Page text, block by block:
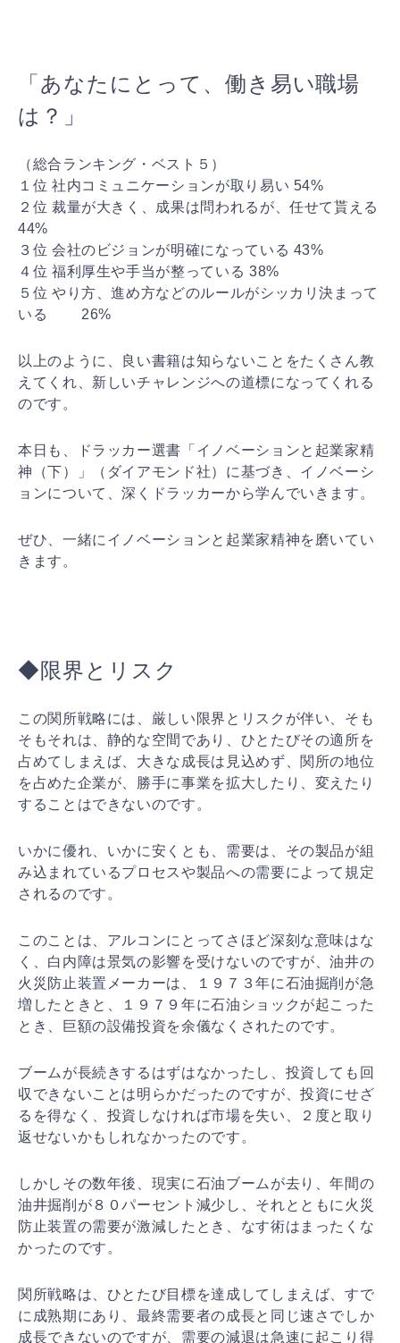
「あなたにとって、働き易い職場
は？」
（総合ランキング・ベスト５）
１位 社内コミュニケーションが取り易い 54%
２位 裁量が大きく、成果は問われるが、任せて貰える
44%
３位 会社のビジョンが明確になっている 43%
４位 福利厚生や手当が整っている 38%
５位 やり方、進め方などのルールがシッカリ決まって
いる 26%
以上のように、良い書籍は知らないことをたくさん教
えて くれ、新しいチャレンジへの道標になってくれる
のです。
本日も、ドラッカー選書「イノベーションと起業家精
神（下）」（ダイアモンド社）に基づき、イノベーシ
ョンについて、深くドラッカーから学んでいきます。
ぜひ、一緒にイノベーションと起業家精神を磨いてい
きます。
◆限界とリスク
この関所戦略には、厳しい限界とリスクが伴い、そも
そもそれは、静的な空間であり、ひとたびその適所を
占めてし まえば、大きな成長は見込めず、関所の地位
を占めた企業が、勝手に事業を拡大したり、変えたり
することはできないのです。
いかに優れ、いかに安くとも、需要は、その製品が組
み込 まれているプロセスや製品への需要によって規定
されるのです。
このことは、アルコンにとってさほど深刻な意味はな
く、 白内障は景気の影響を受けないのですが、油井の
火災防止装置メーカーは、１９７３年に石油掘削が急
増したときと
、１９７９年に石油ショックが起こった
とき、巨額の設備投資を余儀なくされたのです。
ブームが長続きするはずはなかったし、投資しても回
収できないことは明らかだったのですが、投資にせざ
るを得な く、投資しなければ市場を失い、２度と取り
返せないかも しれなかったのです。
しかしその数年後、現実に石油ブームが去り、年間の
油井掘削が８０パーセント減少し、それとともに火災
防止装置の需要が激減したとき、なす術はまったくな
かったのです 。
関所戦略は、ひとたび目標を達成してしまえば、すで
に成熟期にあり、最終需要者の成長と同じ速さでしか
成長でき ないのですが、需要の減退は急速に起こり得